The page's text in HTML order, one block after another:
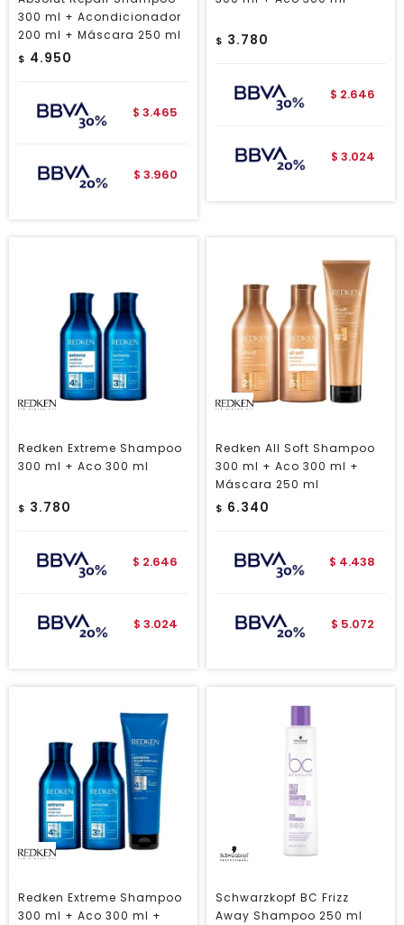
300 ml + Acondicionador
200 ml + Máscara 250 ml
$ 4.950
$ 3.465
$ 3.960
$ 3.780
$ 2.646
$ 3.024
Redken Extreme Shampoo
300 ml + Aco 300 ml
$ 3.780
$ 2.646
$ 3.024
Redken All Soft Shampoo
300 ml + Aco 300 ml +
Máscara 250 ml
$ 6.340
$ 4.438
$ 5.072
Redken Extreme Shampoo
300 ml + Aco 300 ml +
Schwarzkopf BC Frizz
Away Shampoo 250 ml